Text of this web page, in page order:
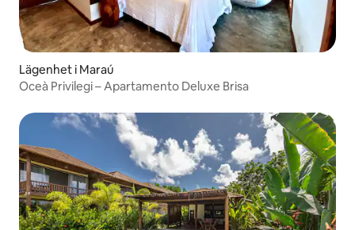
Lägenhet i Maraú
Oceà Privilegi – Apartamento Deluxe Brisa